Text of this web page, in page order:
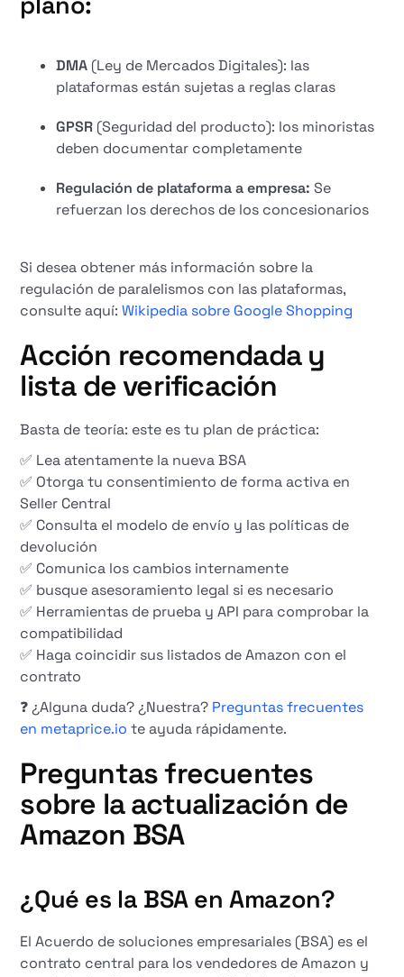
DMA (Ley de Mercados Digitales): las
plataformas están sujetas a reglas claras
GPSR (Seguridad del producto): los minoristas
deben documentar completamente
Regulación de plataforma a empresa: Se
refuerzan los derechos de los concesionarios
Si desea obtener más información sobre la
regulación de paralelismos con las plataformas,
consulte aquí:Wikipedia sobre Google Shopping
Acción recomendada y
lista de verificación
Basta de teoría: este es tu plan de práctica:
✅ Lea atentamente la nueva BSA
✅ Otorga tu consentimiento de forma activa en
Seller Central
✅ Consulta el modelo de envío y las políticas de
devolución
✅ Comunica los cambios internamente
✅ busque asesoramiento legal si es necesario
✅ Herramientas de prueba y API para comprobar la
compatibilidad
✅ Haga coincidir sus listados de Amazon con el
contrato
❓ ¿Alguna duda? ¿Nuestra? Preguntas frecuentes
en metaprice.io te ayuda rápidamente.
Preguntas frecuentes
sobre la actualización de
Amazon BSA
¿Qué es la BSA en Amazon?
El Acuerdo de soluciones empresariales (BSA) es el
contrato central para los vendedores de Amazon y